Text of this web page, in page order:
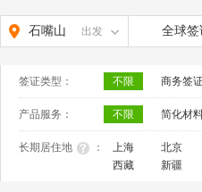
石嘴山 出发 全球签
签证类型： 不限 商务签
产品服务： 不限 简化材
长期居住地 ： 上海 北京
西藏
新疆